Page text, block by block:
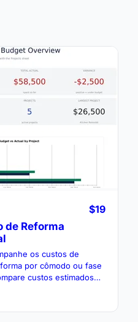
$19
de Reforma
os custos de
por cômodo ou fase
custos estimados